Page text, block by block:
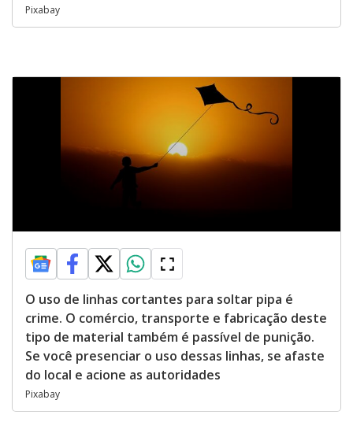
Pixabay
O uso de linhas cortantes para soltar pipa é
crime. O comércio, transporte e fabricação deste
tipo de material também é passível de punição.
Se você presenciar o uso dessas linhas, se afaste
do local e acione as autoridades
Pixabay